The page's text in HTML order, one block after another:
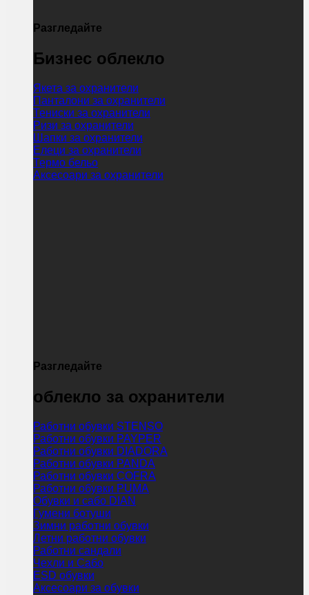
Разгледайте
Бизнес облекло
Якета за охранители
Панталони за охранители
Тениски за охранители
Ризи за охранители
Шапки за охранители
Елеци за охранители
Термо бельо
Аксесоари за охранители
Разгледайте
облекло за охранители
Работни обувки STENSO
Работни обувки PAYPER
Работни обувки DIADORA
Работни обувки PANDA
Работни обувки COFRA
Работни обувки PUMA
Обувки и сабо DIAN
Гумени ботуши
Зимни работни обувки
Летни работни обувки
Работни сандали
Чехли и Сабо
ESD обувки
Аксесоари за обувки